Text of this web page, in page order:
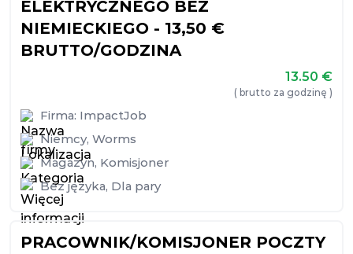
ELEKTRYCZNEGO BEZ
NIEMIECKIEGO - 13,50 €
BRUTTO/GODZINA
13.50 €
( brutto za godzinę )
Firma: ImpactJob
Niemcy, Worms
Magazyn, Komisjoner
Bez języka, Dla pary
PRACOWNIK/KOMISJONER POCZTY